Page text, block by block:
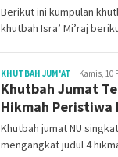
Berikut ini kumpulan
khutbah Isra’ Mi’raj
KHUTBAH JUM'AT Redaksi
Kamis, 10
Khutbah Jumat
Hikmah Peristiwa
Khutbah jumat NU
mengangkat judul 4